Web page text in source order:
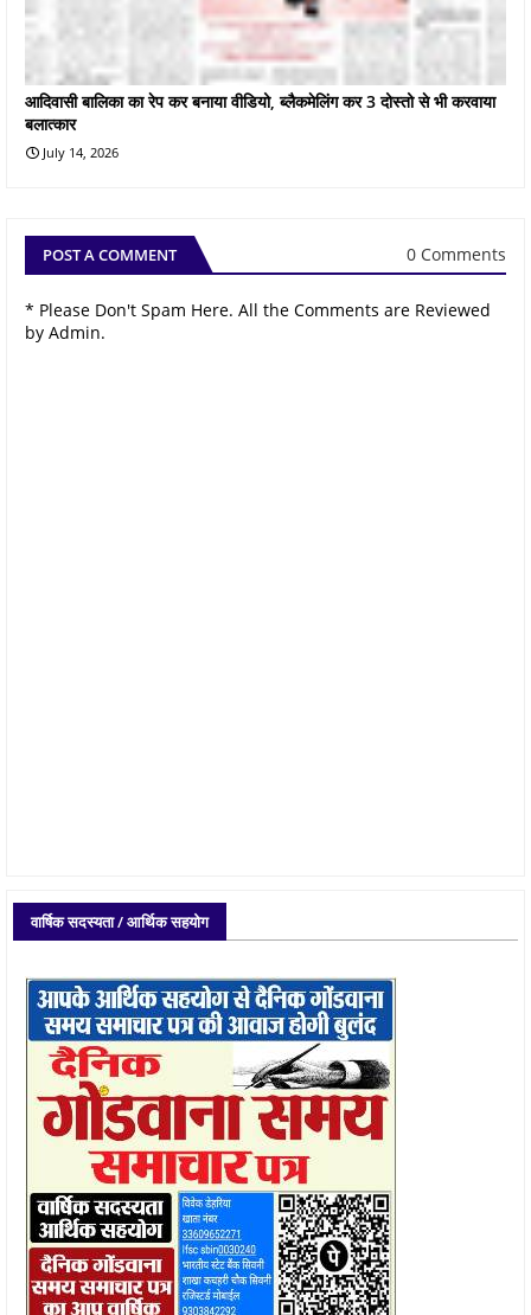
आदिवासी बालिका का रेप कर बनाया वीडियो, ब्लैकमेलिंग कर 3 दोस्तो से भी करवाया
बलात्कार
July 14, 2026
POST A COMMENT 0 Comments
* Please Don't Spam Here. All the Comments are Reviewed
by Admin.
वार्षिक सदस्यता / आर्थिक सहयोग